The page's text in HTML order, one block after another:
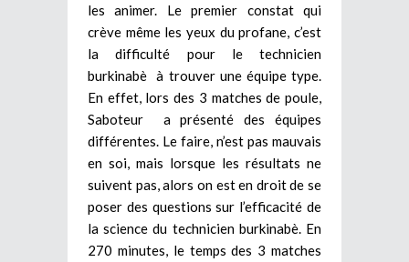
les animer. Le premier constat qui
crève même les yeux du profane, c’est
la difficulté pour le technicien
burkinabè à trouver une équipe type.
En effet, lors des 3 matches de poule,
Saboteur a présenté des équipes
différentes. Le faire, n’est pas mauvais
en soi, mais lorsque les résultats ne
suivent pas, alors on est en droit de se
poser des questions sur l’efficacité de
la science du technicien burkinabè. En
270 minutes, le temps des 3 matches